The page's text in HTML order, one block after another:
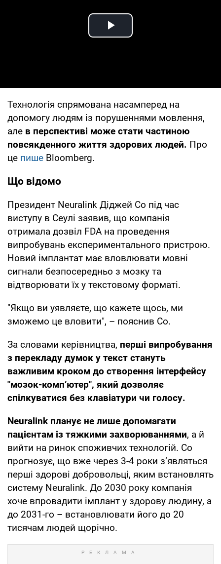
Play Video
Технологія спрямована насамперед на
допомогу людям із порушеннями мовлення,
але в перспективі може стати частиною
повсякденного життя здорових людей. Про
це пише Bloomberg.
Що відомо
Президент Neuralink Діджей Со під час
виступу в Сеулі заявив, що компанія
отримала дозвіл FDA на проведення
випробувань експериментального пристрою.
Новий імплантат має вловлювати мовні
сигнали безпосередньо з мозку та
відтворювати їх у текстовому форматі.
"Якщо ви уявляєте, що кажете щось, ми
зможемо це вловити", – пояснив Со.
За словами керівництва, перші випробування
з перекладу думок у текст стануть
важливим кроком до створення інтерфейсу
"мозок-комп’ютер", який дозволяє
спілкуватися без клавіатури чи голосу.
Neuralink планує не лише допомагати
пацієнтам із тяжкими захворюваннями, а й
вийти на ринок споживчих технологій. Со
прогнозує, що вже через 3-4 роки з’являться
перші здорові добровольці, яким встановлять
систему Neuralink. До 2030 року компанія
хоче впровадити імплант у здорову людину, а
до 2031-го – встановлювати його до 20
тисячам людей щорічно.